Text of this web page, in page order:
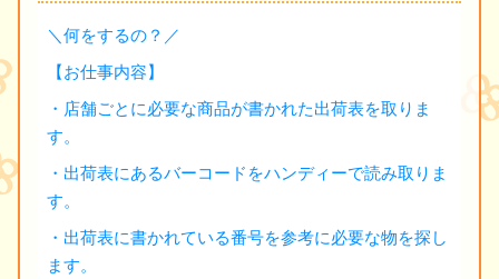
＼何をするの？／
【お仕事内容】
・店舗ごとに必要な商品が書かれた出荷表を取りま
す。
・出荷表にあるバーコードをハンディーで読み取りま
す。
・出荷表に書かれている番号を参考に必要な物を探し
ます。